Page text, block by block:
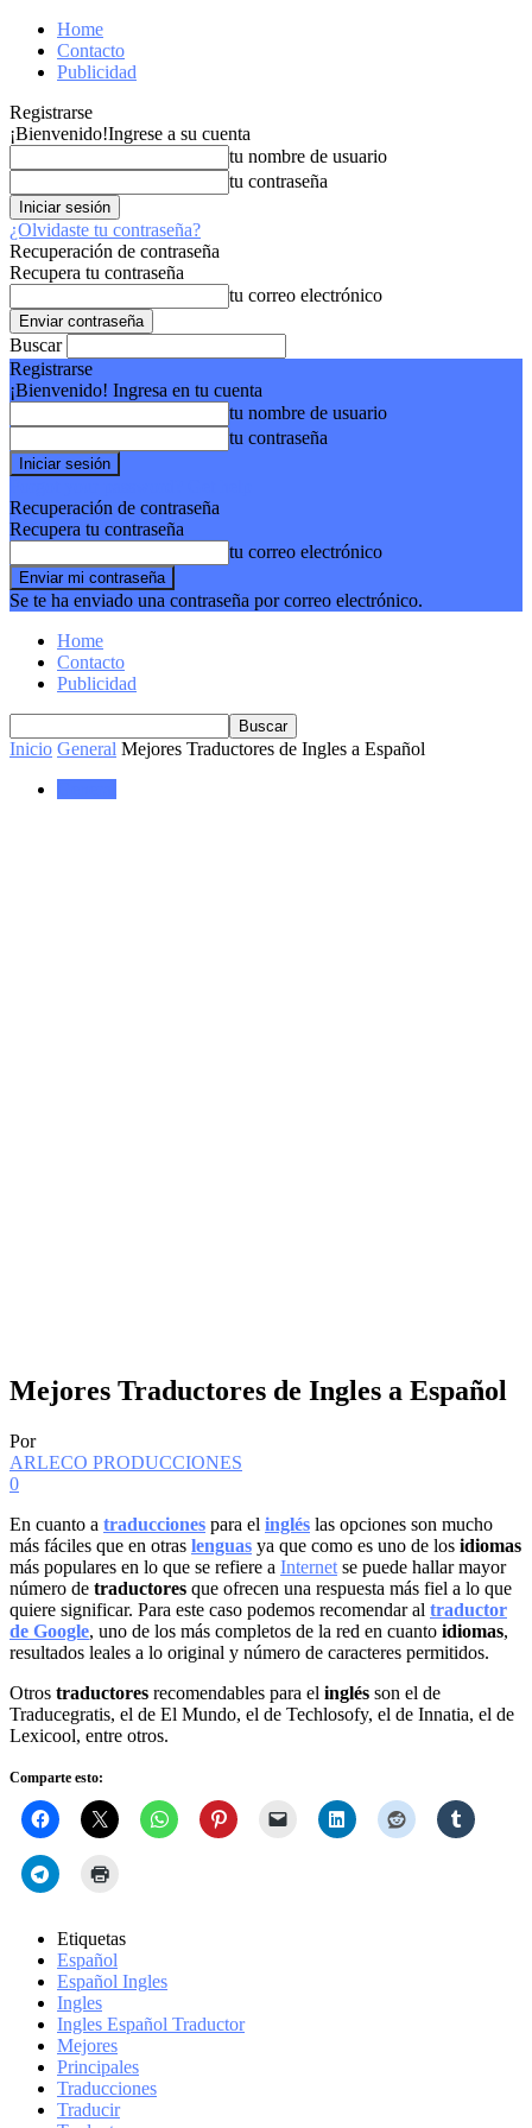
Home
Contacto
Publicidad
Registrarse
¡Bienvenido!Ingrese a su cuenta
tu nombre de usuario
tu contraseña
¿Olvidaste tu contraseña?
Recuperación de contraseña
Recupera tu contraseña
tu correo electrónico
Buscar
Registrarse
¡Bienvenido! Ingresa en tu cuenta
tu nombre de usuario
tu contraseña
Recuperación de contraseña
Recupera tu contraseña
tu correo electrónico
Se te ha enviado una contraseña por correo electrónico.
Home
Contacto
Publicidad
Inicio General Mejores Traductores de Ingles a Español
Mejores Traductores de Ingles a Español
Por
ARLECO PRODUCCIONES
0
En cuanto a traducciones para el inglés las opciones son mucho
más fáciles que en otras lenguas ya que como es uno de los idiomas
más populares en lo que se refiere a Internet se puede hallar mayor
número de traductores que ofrecen una respuesta más fiel a lo que
quiere significar. Para este caso podemos recomendar al traductor
de Google, uno de los más completos de la red en cuanto idiomas,
resultados leales a lo original y número de caracteres permitidos.
Otros traductores recomendables para el inglés son el de
Traducegratis, el de El Mundo, el de Techlosofy, el de Innatia, el de
Lexicool, entre otros.
Comparte esto:
Etiquetas
Español
Español Ingles
Ingles
Ingles Español Traductor
Mejores
Principales
Traducciones
Traducir